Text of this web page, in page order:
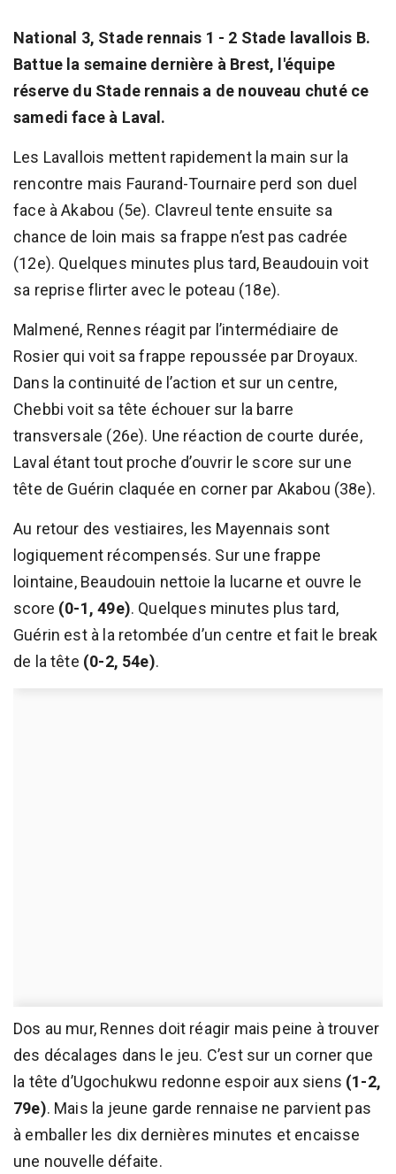
National 3, Stade rennais 1 - 2 Stade lavallois B.
Battue la semaine dernière à Brest, l'équipe
réserve du Stade rennais a de nouveau chuté ce
samedi face à Laval.
Les Lavallois mettent rapidement la main sur la
rencontre mais Faurand-Tournaire perd son duel
face à Akabou (5e). Clavreul tente ensuite sa
chance de loin mais sa frappe n’est pas cadrée
(12e). Quelques minutes plus tard, Beaudouin voit
sa reprise flirter avec le poteau (18e).
Malmené, Rennes réagit par l’intermédiaire de
Rosier qui voit sa frappe repoussée par Droyaux.
Dans la continuité de l’action et sur un centre,
Chebbi voit sa tête échouer sur la barre
transversale (26e). Une réaction de courte durée,
Laval étant tout proche d’ouvrir le score sur une
tête de Guérin claquée en corner par Akabou (38e).
Au retour des vestiaires, les Mayennais sont
logiquement récompensés. Sur une frappe
lointaine, Beaudouin nettoie la lucarne et ouvre le
score (0-1, 49e). Quelques minutes plus tard,
Guérin est à la retombée d’un centre et fait le break
de la tête (0-2, 54e).
Dos au mur, Rennes doit réagir mais peine à trouver
des décalages dans le jeu. C’est sur un corner que
la tête d’Ugochukwu redonne espoir aux siens (1-2,
79e). Mais la jeune garde rennaise ne parvient pas
à emballer les dix dernières minutes et encaisse
une nouvelle défaite.